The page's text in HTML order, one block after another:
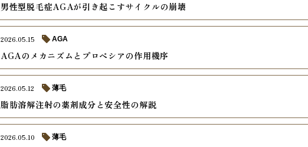
男性型脱毛症AGAが引き起こすサイクルの崩壊
AGAのメカニズムとプロペシアの作用機序
2026.05.15 AGA
脂肪溶解注射の薬剤成分と安全性の解説
2026.05.12 薄毛
2026.05.10 薄毛